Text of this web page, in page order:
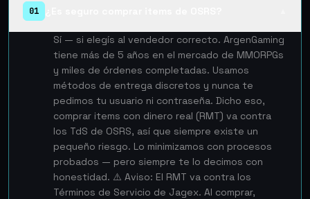
01
Sí — si elegís al vendedor correcto. ArgenGaming
tiene más de 5 años en el mercado de MMORPGs
y miles de órdenes completadas. Usamos
métodos de entrega discretos y nunca te
pedimos tu usuario ni contraseña. Dicho eso,
comprar items con dinero real (RMT) va contra
los TdS de OSRS, así que siempre existe un
pequeño riesgo. Lo minimizamos con procesos
probados — pero siempre te lo decimos con
honestidad. ⚠️ Aviso: El RMT va contra los
Términos de Servicio de Jagex. Al comprar,